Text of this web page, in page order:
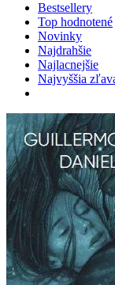
Bestsellery
Top hodnotené
Novinky
Najdrahšie
Najlacnejšie
Najvyššia